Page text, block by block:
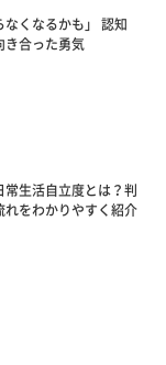
なくなるかも」 認知
き合った勇気
生活自立度とは？判
れをわかりやすく紹介